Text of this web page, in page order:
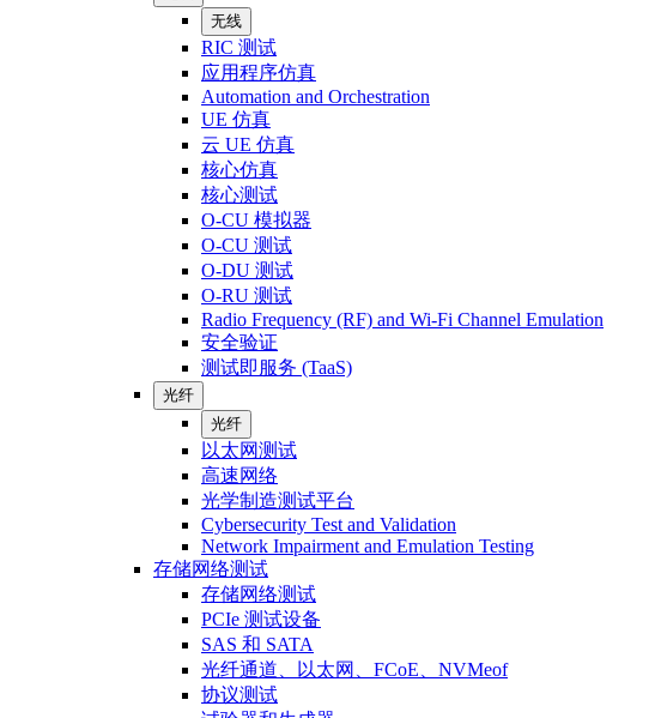
无线
RIC 测试
应用程序仿真
Automation and Orchestration
UE 仿真
云 UE 仿真
核心仿真
核心测试
O-CU 模拟器
O-CU 测试
O-DU 测试
O-RU 测试
Radio Frequency (RF) and Wi-Fi Channel Emulation
安全验证
测试即服务 (TaaS)
光纤
光纤
以太网测试
高速网络
光学制造测试平台
Cybersecurity Test and Validation
Network Impairment and Emulation Testing
存储网络测试
存储网络测试
PCIe 测试设备
SAS 和 SATA
光纤通道、以太网、FCoE、NVMeof
协议测试